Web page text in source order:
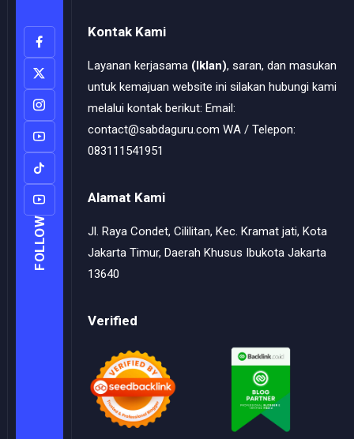
FOLLOW
Kontak Kami
Layanan kerjasama (Iklan), saran, dan masukan
untuk kemajuan website ini silakan hubungi kami
melalui kontak berikut: Email:
contact@sabdaguru.com WA / Telepon:
083111541951
Alamat Kami
Jl. Raya Condet, Cililitan, Kec. Kramat jati, Kota
Jakarta Timur, Daerah Khusus Ibukota Jakarta
13640
Verified